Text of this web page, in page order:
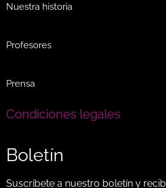
Nuestra historia
Profesores
Prensa
Condiciones legales
Boletín
Suscríbete a nuestro boletín y